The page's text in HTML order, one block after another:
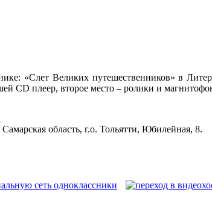
«Слет Великих путешественников» в
CD плеер, второе место – ролики и
область, г.о. Тольятти, Юбилейная, 8.